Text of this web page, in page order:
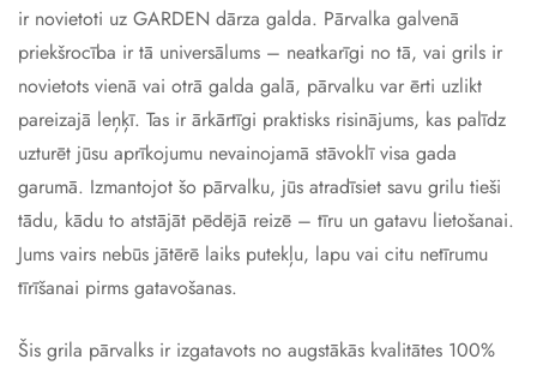
ir novietoti uz GARDEN dārza galda. Pārvalka galvenā
priekšrocība ir tā universālums – neatkarīgi no tā, vai grils ir
novietots vienā vai otrā galda galā, pārvalku var ērti uzlikt
pareizajā leņķī. Tas ir ārkārtīgi praktisks risinājums, kas palīdz
uzturēt jūsu aprīkojumu nevainojamā stāvoklī visa gada
garumā. Izmantojot šo pārvalku, jūs atradīsiet savu grilu tieši
tādu, kādu to atstājāt pēdējā reizē – tīru un gatavu lietošanai.
Jums vairs nebūs jātērē laiks putekļu, lapu vai citu netīrumu
tīrīšanai pirms gatavošanas.
Šis grila pārvalks ir izgatavots no augstākās kvalitātes 100%